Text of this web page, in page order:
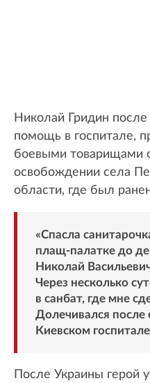
Николай Гридин после
помощь в госпитале,
боевыми товарищами
освобождении села
области, где был
«Спасла
плащ-палатке до
Николай
Через несколько
в санбат, где мне
Долечивался после
Киевском
После Украины герой